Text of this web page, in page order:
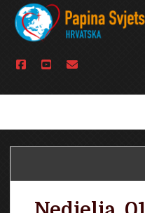
facebook
youtubeemail